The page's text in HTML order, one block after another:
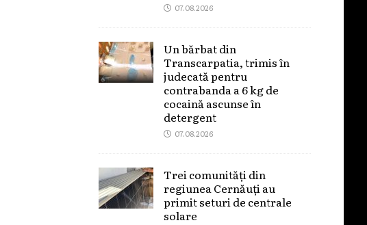
07.08.2026
Un bărbat din
Transcarpatia, trimis în
judecată pentru
contrabanda a 6 kg de
cocaină ascunse în
detergent
07.08.2026
Trei comunități din
regiunea Cernăuți au
primit seturi de centrale
solare